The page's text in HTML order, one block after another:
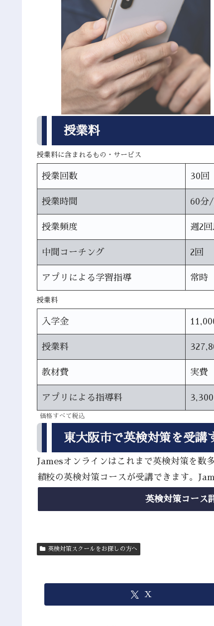
授業料
授業料に含まれるもの・サービス
授業回数 30回
授業時間 60分/
授業頻度 週2
中間コーチング 2回
アプリによる学習指導 常時
授業料
入学金
授業料
教材費 実費
アプリによる指導料
価格すべて税込
東大阪市で英検対策を受講
Jamesオンラインはこれまで英検対策を数
績校の英検対策コースが受講できます。
英検対策コース
英検対策スクールをお探しの方へ
X